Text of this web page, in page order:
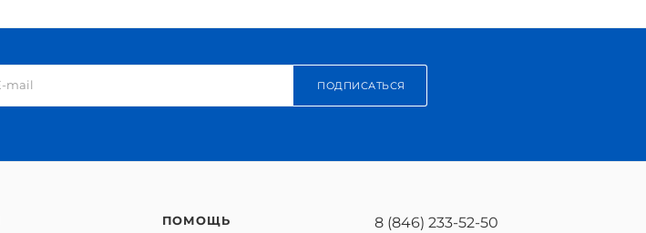
ПОДПИСАТЬСЯ
ПОМОЩЬ
8 (846) 233-52-50